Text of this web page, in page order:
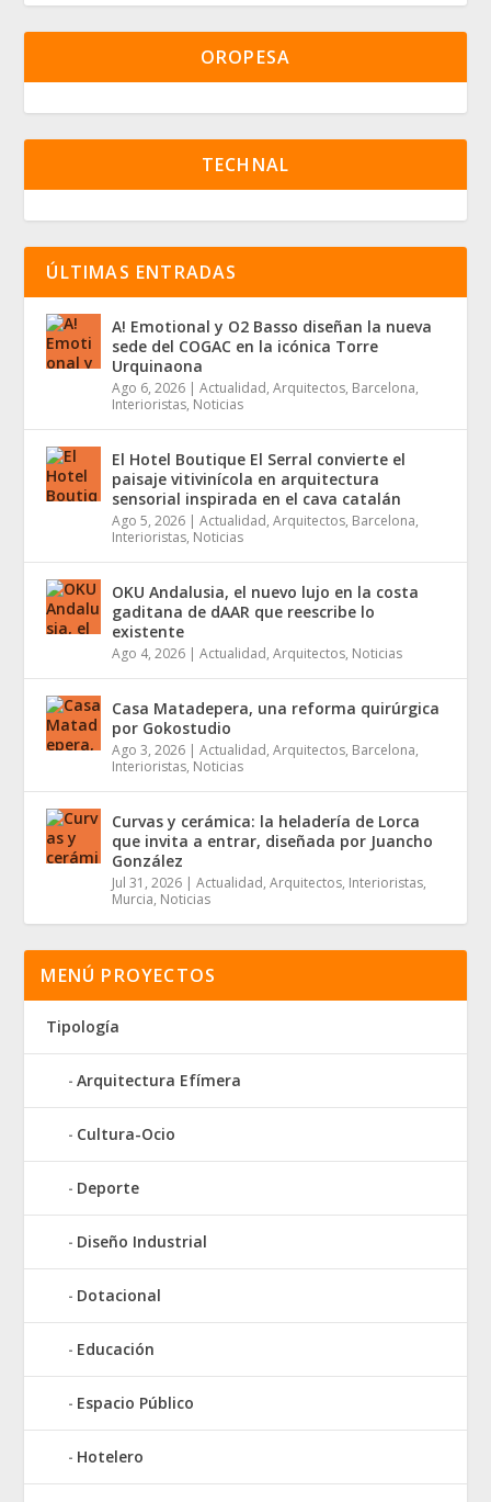
OROPESA
TECHNAL
ÚLTIMAS ENTRADAS
A! Emotional y O2 Basso diseñan la nueva
sede del COGAC en la icónica Torre
Urquinaona
Ago 6, 2026 |Actualidad,Arquitectos, Barcelona,
Interioristas, Noticias
El Hotel Boutique El Serral convierte el
paisaje vitivinícola en arquitectura
sensorial inspirada en el cava catalán
Ago 5, 2026 |Actualidad,Arquitectos, Barcelona,
Interioristas, Noticias
OKU Andalusia, el nuevo lujo en la costa
gaditana de dAAR que reescribe lo
existente
Ago 4, 2026 |Actualidad,Arquitectos, Noticias
Casa Matadepera, una reforma quirúrgica
por Gokostudio
Ago 3, 2026 |Actualidad,Arquitectos, Barcelona,
Interioristas, Noticias
Curvas y cerámica: la heladería de Lorca
que invita a entrar, diseñada por Juancho
González
Jul 31, 2026 |Actualidad,Arquitectos, Interioristas,
Murcia, Noticias
MENÚ PROYECTOS
Tipología
Arquitectura Efímera
Cultura-Ocio
Deporte
Diseño Industrial
Dotacional
Educación
Espacio Público
Hotelero